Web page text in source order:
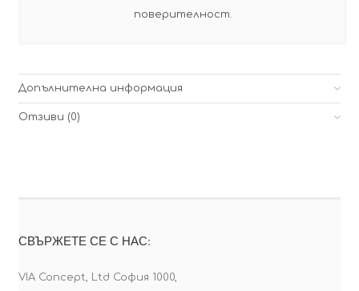
поверителност
Допълнителна информация
Отзиви (0)
СВЪРЖЕТЕ СЕ С НАС:
VIA Concept, Ltd София 1000,